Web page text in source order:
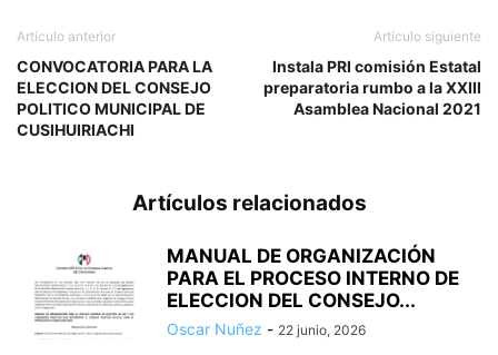
Artículo anterior
CONVOCATORIA PARA LA
ELECCION DEL CONSEJO
POLITICO MUNICIPAL DE
CUSIHUIRIACHI
Artículo siguiente
Instala PRI comisión Estatal
preparatoria rumbo a la XXIII
Asamblea Nacional 2021
Artículos relacionados
MANUAL DE ORGANIZACIÓN
PARA EL PROCESO INTERNO DE
ELECCION DEL CONSEJO...
Oscar Nuñez - 22 junio, 2026